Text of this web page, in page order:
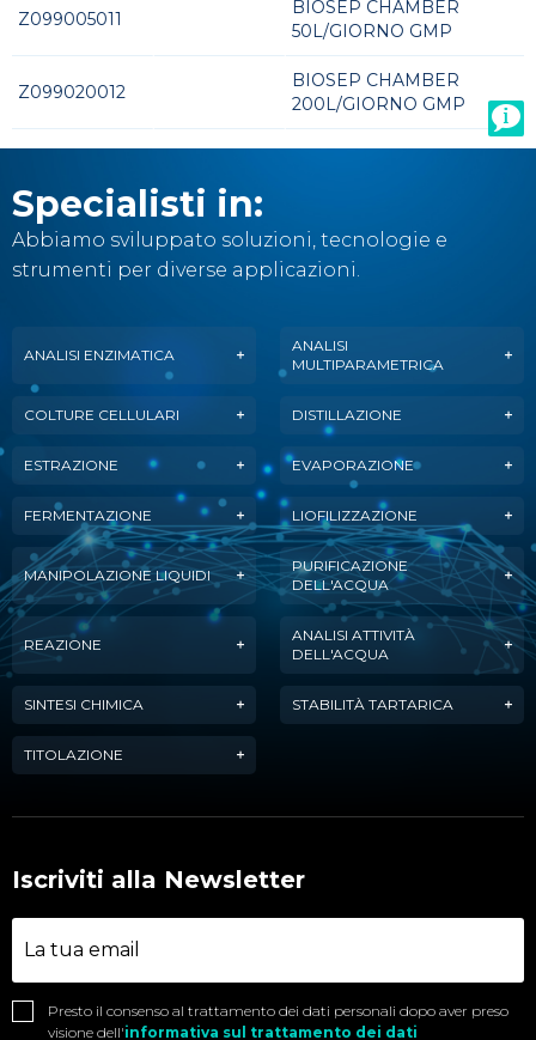
Z099005011
BIOSEP CHAMBER
50L/GIORNO GMP
Z099020012
BIOSEP CHAMBER
200L/GIORNO GMP
Specialisti in:
Abbiamo sviluppato soluzioni, tecnologie e
strumenti per diverse applicazioni.
ANALISI ENZIMATICA
ANALISI
MULTIPARAMETRICA
COLTURE CELLULARI DISTILLAZIONE
ESTRAZIONE EVAPORAZIONE
FERMENTAZIONE LIOFILIZZAZIONE
MANIPOLAZIONE LIQUIDI
PURIFICAZIONE
DELL'ACQUA
REAZIONE
ANALISI ATTIVITÀ
DELL'ACQUA
SINTESI CHIMICA STABILITÀ TARTARICA
TITOLAZIONE
Iscriviti alla Newsletter
Presto il consenso al trattamento dei dati personali dopo aver preso
visione dell'informativa sul trattamento dei dati